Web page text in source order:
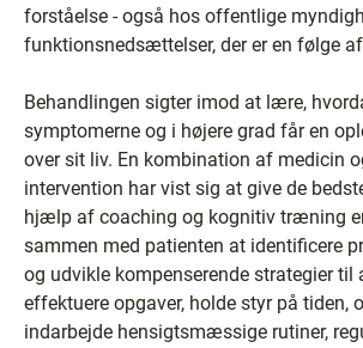
forståelse - også hos offentlige
funktionsnedsættelser, der er en følge
Behandlingen sigter imod at lære,
symptomerne og i højere grad får en
over sit liv. En kombination af medicin
intervention har vist sig at give de
hjælp af coaching og kognitiv træning
sammen med patienten at identificere
og udvikle kompenserende strategier
effektuere opgaver, holde styr på tiden,
indarbejde hensigtsmæssige rutiner,